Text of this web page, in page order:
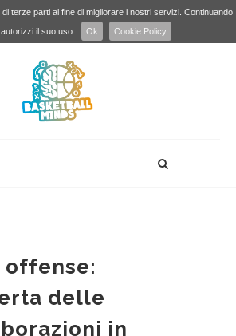
terze parti al fine di migliorare i nostri servizi. Continuando
il suo uso.
Ok Cookie Policy
offense:
delle
in